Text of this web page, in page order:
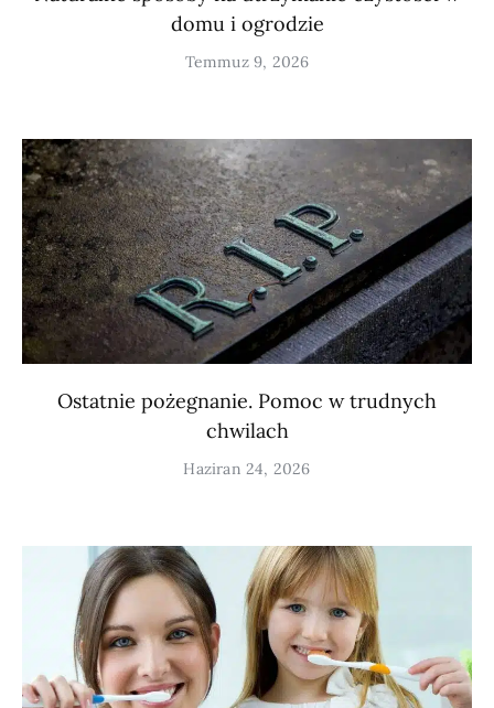
domu i ogrodzie
Temmuz 9, 2026
Ostatnie pożegnanie. Pomoc w trudnych
chwilach
Haziran 24, 2026